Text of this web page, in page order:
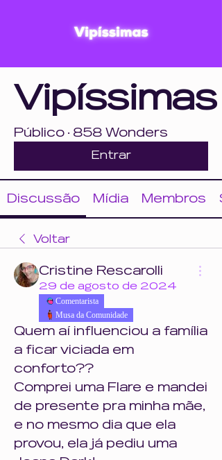
Vipíssimas
Público · 858 Wonders
Entrar
Discussão Mídia Membros
Voltar
Cristine Rescarolli
29 de agosto de 2024
Comentarista
Musa da Comunidade
Quem aí influenciou a família
a ficar viciada em
conforto??
Comprei uma Flare e mandei
de presente pra minha mãe,
e no mesmo dia que ela
provou, ela já pediu uma